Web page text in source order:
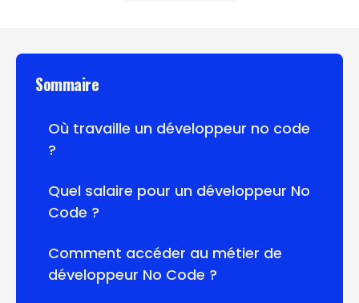
Sommaire
Où travaille un développeur no code
?
Quel salaire pour un développeur No
Code ?
Comment accéder au métier de
développeur No Code ?